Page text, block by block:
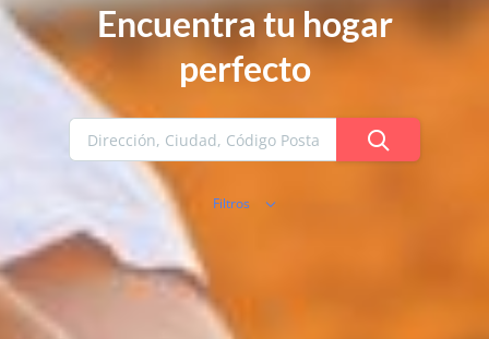
Encuentra tu hogar
perfecto
Filtros